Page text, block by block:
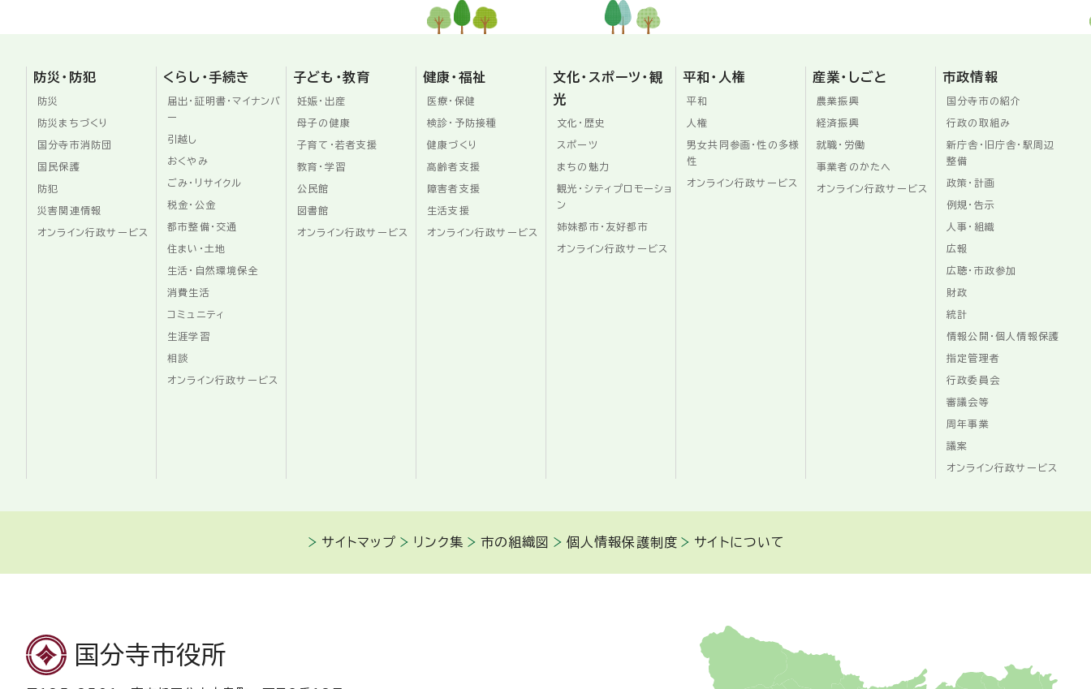
防災・防犯
防災
防災まちづくり
国分寺市消防団
国民保護
防犯
災害関連情報
オンライン行政サービス
くらし・手続き
届出・証明書・マイナンバ
ー
引越し
おくやみ
ごみ・リサイクル
税金・公金
都市整備・交通
住まい・土地
生活・自然環境保全
消費生活
コミュニティ
生涯学習
相談
オンライン行政サービス
子ども・教育
妊娠・出産
母子の健康
子育て・若者支援
教育・学習
公民館
図書館
オンライン行政サービス
健康・福祉
医療・保健
検診・予防接種
健康づくり
高齢者支援
障害者支援
生活支援
オンライン行政サービス
文化・スポーツ・観
光
文化・歴史
スポーツ
まちの魅力
観光・シティプロモーショ
ン
姉妹都市・友好都市
オンライン行政サービス
平和・人権
平和
人権
男女共同参画・性の多様
性
オンライン行政サービス
産業・しごと
農業振興
経済振興
就職・労働
事業者のかたへ
オンライン行政サービス
市政情報
国分寺市の紹介
行政の取組み
新庁舎・旧庁舎・駅周辺
整備
政策・計画
例規・告示
人事・組織
広報
広聴・市政参加
財政
統計
情報公開・個人情報保護
指定管理者
行政委員会
審議会等
周年事業
議案
オンライン行政サービス
サイトマップ リンク集 市の組織図 個人情報保護制度 サイトについて
国分寺市役所